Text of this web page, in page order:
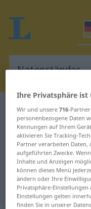
Deutsch-
Deutsch-
für
Übersetzung
Ihre Privatsphäre ist
Wir und unsere716-
personenbezogene Daten
Kennungen auf Ihrem
aktivieren Sie Tracking-
Partner verarbeiten Daten,
aufgeführten Zwecke.
Inhalte und Anzeigen
können dieses Menü
ändern oder Ihre
Privatsphäre-Einstellungen
Einstellungen gelten
finden Sie in unserer